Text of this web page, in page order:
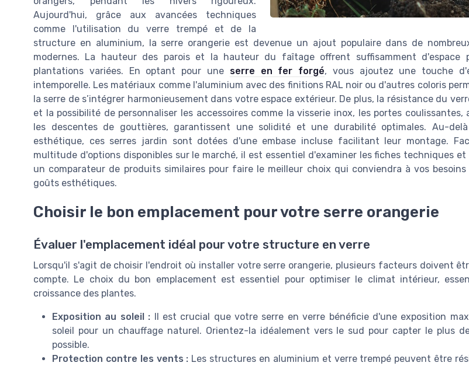
Aujourd'hui, grâce aux avancées techniques
comme l'utilisation du verre trempé et de la
structure en aluminium, la serre orangerie est devenue un ajout populaire dans de
modernes. La hauteur des parois et la hauteur du faîtage offrent suffisamment d'espace
plantations variées. En optant pour une serre en fer forgé, vous ajoutez une touche
intemporelle. Les matériaux comme l'aluminium avec des finitions RAL noir ou d'autres coloris
la serre de s’intégrer harmonieusement dans votre espace extérieur. De plus, la résistance du
et la possibilité de personnaliser les accessoires comme la visserie inox, les portes coulissantes,
les descentes de gouttières, garantissent une solidité et une durabilité optimales. Au-
esthétique, ces serres jardin sont dotées d'une embase incluse facilitant leur montage.
multitude d'options disponibles sur le marché, il est essentiel d'examiner les fiches techniques
un comparateur de produits similaires pour faire le meilleur choix qui conviendra à vos
goûts esthétiques.
Choisir le bon emplacement pour votre serre orangerie
Évaluer l'emplacement idéal pour votre structure en verre
Lorsqu'il s'agit de choisir l'endroit où installer votre serre orangerie, plusieurs facteurs doivent
compte. Le choix du bon emplacement est essentiel pour optimiser le climat intérieur,
croissance des plantes.
Exposition au soleil : Il est crucial que votre serre en verre bénéficie d'une exposition
soleil pour un chauffage naturel. Orientez-la idéalement vers le sud pour capter le plus
possible.
Protection contre les vents : Les structures en aluminium et verre trempé peuvent être